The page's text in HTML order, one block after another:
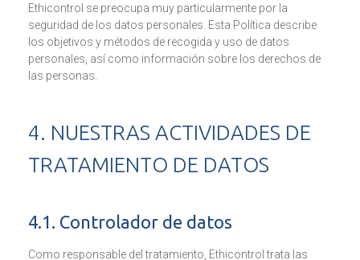
Ethicontrol se preocupa muy particularmente por la
seguridad de los datos personales. Esta Política describe
los objetivos y métodos de recogida y uso de datos
personales, así como información sobre los derechos de
las personas.
4. NUESTRAS ACTIVIDADES DE
TRATAMIENTO DE DATOS
4.1. Controlador de datos
Como responsable del tratamiento, Ethicontrol trata las